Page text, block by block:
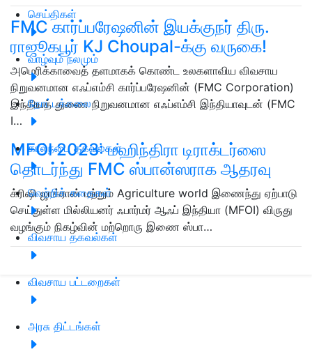
செய்திகள்
வாழ்வும் நலமும்
தோட்டக்கலை
கால்நடை தகவல்கள்
வெற்றிக் கதைகள்
விவசாய தகவல்கள்
விவசாய பட்டறைகள்
அரசு திட்டங்கள்
FMC கார்ப்பரேஷனின் இயக்குநர் திரு.
ராஜூகபூர் KJ Choupal-க்கு வருகை!
அமெரிக்காவைத் தளமாகக் கொண்ட உலகளாவிய விவசாய
நிறுவனமான எஃப்எம்சி கார்ப்பரேஷனின் (FMC Corporation)
இந்தியத் துணை நிறுவனமான எஃப்எம்சி இந்தியாவுடன் (FMC
I…
MFOI 2023: மஹிந்திரா டிராக்டர்ஸை
தொடர்ந்து FMC ஸ்பான்ஸராக ஆதரவு
க்ரிஷி ஜாக்ரான் மற்றும் Agriculture world இணைந்து ஏற்பாடு
செய்துள்ள மில்லியனர் ஃபார்மர் ஆஃப் இந்தியா (MFOI) விருது
வழங்கும் நிகழ்வின் மற்றொரு இணை ஸ்பா…